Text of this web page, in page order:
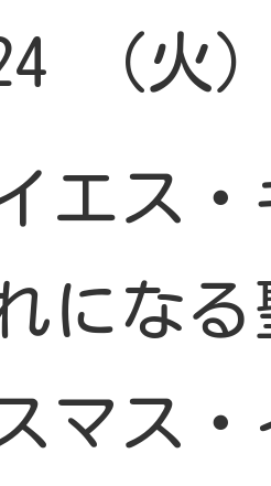
（火）
エス・
になる
マス・